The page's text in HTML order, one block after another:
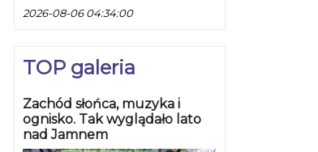
2026-08-06 04:34:00
TOP galeria
Zachód słońca, muzyka i
ognisko. Tak wyglądało lato
nad Jamnem